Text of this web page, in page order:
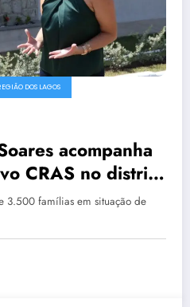
DOS LAGOS
acompanha
CRAS no distrito
3.500 famílias em situação de